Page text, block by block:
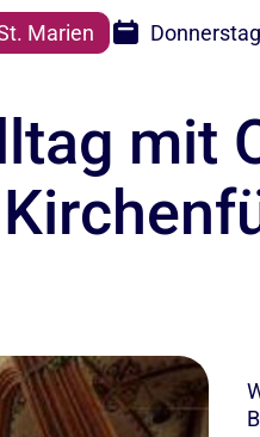
Marien
mit